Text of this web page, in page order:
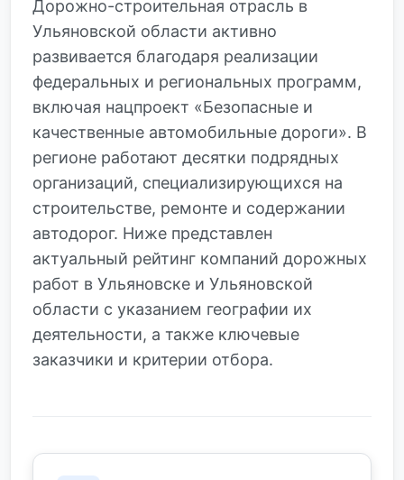
Дорожно-строительная отрасль в
Ульяновской области активно
развивается благодаря реализации
федеральных и региональных программ,
включая нацпроект «Безопасные и
качественные автомобильные дороги». В
регионе работают десятки подрядных
организаций, специализирующихся на
строительстве, ремонте и содержании
автодорог. Ниже представлен
актуальный рейтинг компаний дорожных
работ в Ульяновске и Ульяновской
области с указанием географии их
деятельности, а также ключевые
заказчики и критерии отбора.